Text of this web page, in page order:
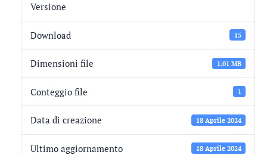
Versione
Download 15
Dimensioni file 1.01 MB
Conteggio file 1
Data di creazione 18 Aprile 2024
Ultimo aggiornamento 18 Aprile 2024